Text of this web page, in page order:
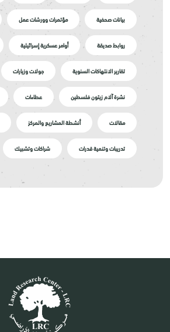
بيانات صحفية مؤتمرات وورشات عمل
روابط صديقة أوامر عسكرية إسرائيلية
تقارير الانتهاكات السنوية جولات وزيارات
نشرة آلام زيتون فلسطين عطاءات
مقالات أنشطة المشاريع والمركز
تدريبات وتنمية قدرات شراكات وتشبيك